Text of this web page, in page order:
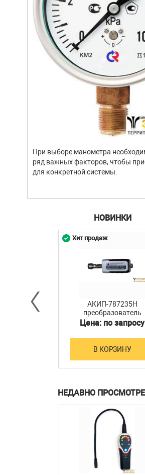
При выборе манометра
ряд важных факторов, чтобы
для конкретной системы.
НОВИНКИ
АКИП-787235H
преобразователь
мощности
Цена: по запросу
В КОРЗИНУ
Хит продаж
НЕДАВНО